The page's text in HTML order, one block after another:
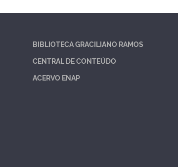
BIBLIOTECA GRACILIANO RAMOS
CENTRAL DE CONTEÚDO
ACERVO ENAP